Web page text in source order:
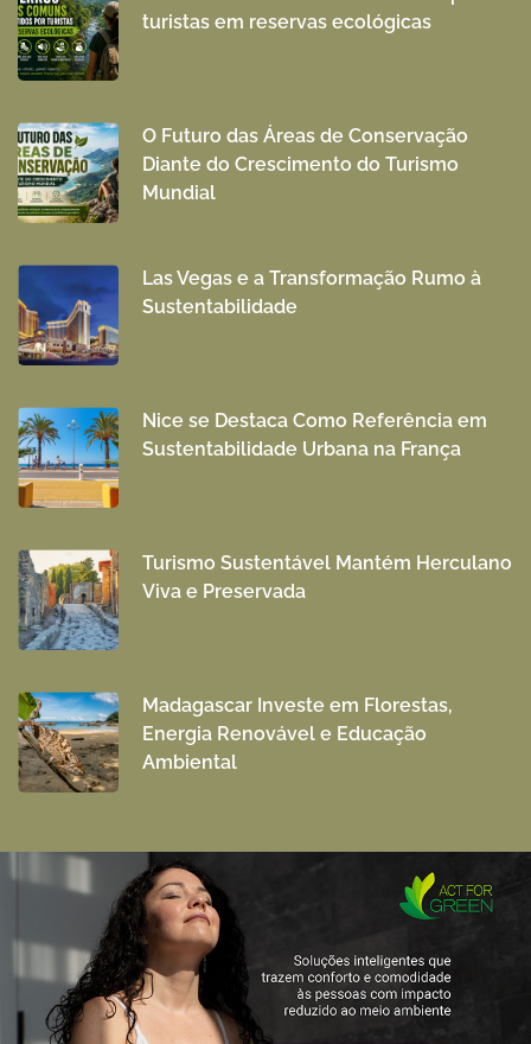
turistas em reservas ecológicas
O Futuro das Áreas de Conservação
Diante do Crescimento do Turismo
Mundial
Las Vegas e a Transformação Rumo à
Sustentabilidade
Nice se Destaca Como Referência em
Sustentabilidade Urbana na França
Turismo Sustentável Mantém Herculano
Viva e Preservada
Madagascar Investe em Florestas,
Energia Renovável e Educação
Ambiental